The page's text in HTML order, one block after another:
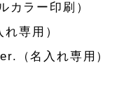
カラー印刷）
専用）
（名入れ専用）